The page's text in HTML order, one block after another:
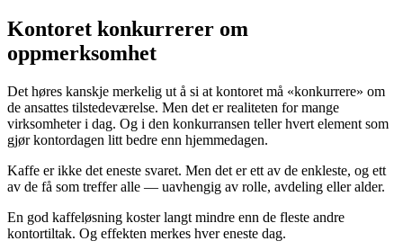
Kontoret konkurrerer om
oppmerksomhet
Det høres kanskje merkelig ut å si at kontoret må «konkurrere» om
de ansattes tilstedeværelse. Men det er realiteten for mange
virksomheter i dag. Og i den konkurransen teller hvert element som
gjør kontordagen litt bedre enn hjemmedagen.
Kaffe er ikke det eneste svaret. Men det er ett av de enkleste, og ett
av de få som treffer alle — uavhengig av rolle, avdeling eller alder.
En god kaffeløsning koster langt mindre enn de fleste andre
kontortiltak. Og effekten merkes hver eneste dag.